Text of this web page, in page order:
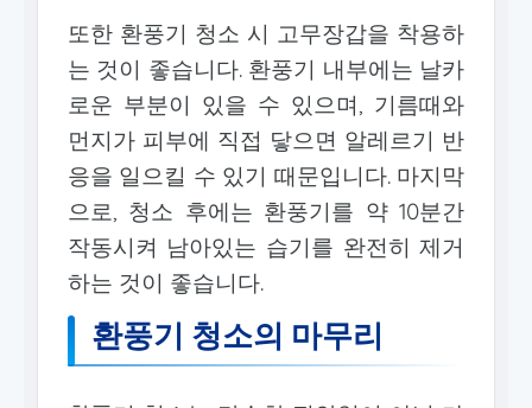
또한 환풍기 청소 시 고무장갑을 착용하
는 것이 좋습니다. 환풍기 내부에는 날카
로운 부분이 있을 수 있으며, 기름때와
먼지가 피부에 직접 닿으면 알레르기 반
응을 일으킬 수 있기 때문입니다. 마지막
으로, 청소 후에는 환풍기를 약 10분간
작동시켜 남아있는 습기를 완전히 제거
하는 것이 좋습니다.
환풍기 청소의 마무리